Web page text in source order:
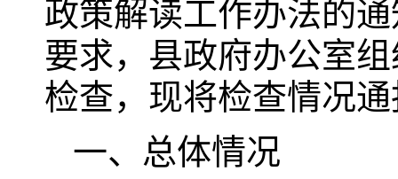
政策解读工作办法的
要求，县政府办公室
检查，现将检查情况
一、总体情况